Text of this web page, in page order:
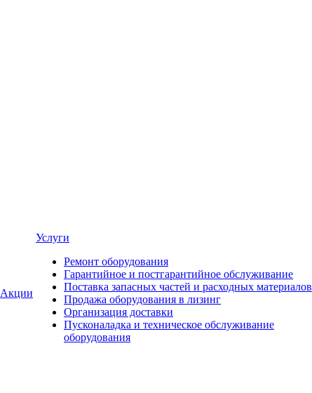
Акции
Услуги
Ремонт оборудования
Гарантийное и постгарантийное обслуживание
Поставка запасных частей и расходных материалов
Продажа оборудования в лизинг
Организация доставки
Пусконаладка и техническое обслуживание
оборудования